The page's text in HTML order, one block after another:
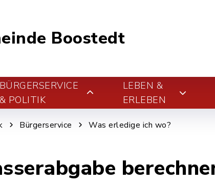
Boostedt
BÜRGERSERVICE
& POLITIK
LEBEN &
ERLEBEN
Bürgerservice Was erledige ich wo?